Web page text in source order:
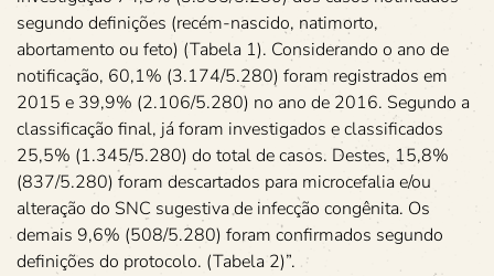
segundo definições (recém-nascido, natimorto,
abortamento ou feto) (Tabela 1). Considerando o ano de
notificação, 60,1% (3.174/5.280) foram registrados em
2015 e 39,9% (2.106/5.280) no ano de 2016. Segundo a
classificação final, já foram investigados e classificados
25,5% (1.345/5.280) do total de casos. Destes, 15,8%
(837/5.280) foram descartados para microcefalia e/ou
alteração do SNC sugestiva de infecção congênita. Os
demais 9,6% (508/5.280) foram confirmados segundo
definições do protocolo. (Tabela 2)”.